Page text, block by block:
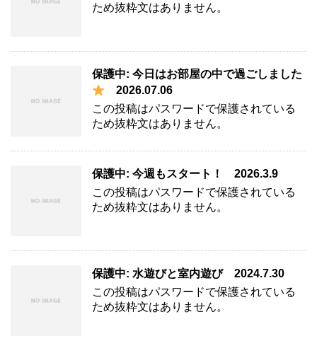
ため抜粋文はありません。
保護中: 今日はお部屋の中で過ごしました
2026.07.06
この投稿はパスワードで保護されている
ため抜粋文はありません。
保護中: 今週もスタート！ 2026.3.9
この投稿はパスワードで保護されている
ため抜粋文はありません。
保護中: 水遊びと室内遊び 2024.7.30
この投稿はパスワードで保護されている
ため抜粋文はありません。